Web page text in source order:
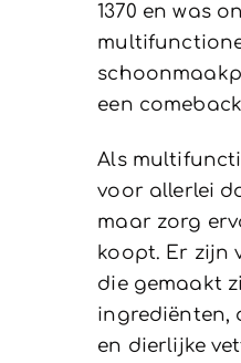
1370 en was
een
Als
voor allerlei
maar zorg
koopt. Er zijn
die gemaakt
ingrediënten,
en dierlijke